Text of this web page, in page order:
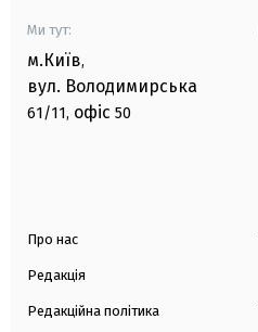
Ми тут:
м.Київ,
вул. Володимирська
61/11, офіс 50
Про нас
Редакція
Редакційна політика